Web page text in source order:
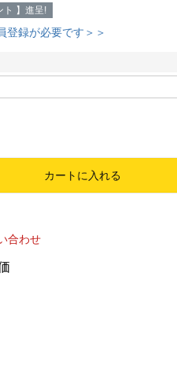
ト 】進呈!
登録が必要です＞＞
カートに入れる
合わせ